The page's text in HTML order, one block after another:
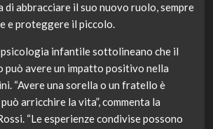
di abbracciare il suo nuovo ruolo, sempre
e proteggere il piccolo.
infantile sottolineano che il
avere un impatto positivo nella
“Avere una sorella o un fratello è
può arricchire la vita”, commenta la
“Le esperienze condivise possono